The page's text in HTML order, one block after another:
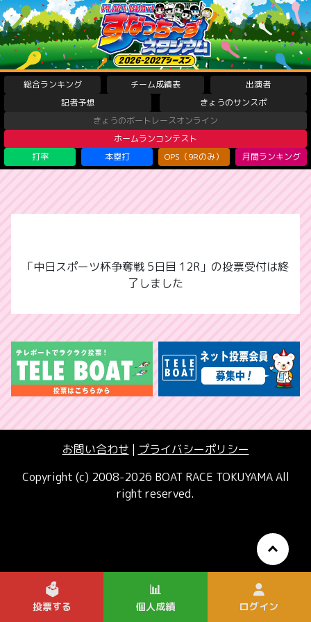
総合ランキング チーム成績表
出演者
記者予想
きょうのサンスポ
きょうのボートレースオンライン
ホームランコンテスト
打率
本塁打 OPS（9Rのみ） 月間ランキング
「中日スポーツ杯争奪戦 5日目 12R」の投票受付は終
了しました
お問い合わせ | プライバシーポリシー
Copyright (c) 2008-2026 BOAT RACE TOKUYAMA All
right reserved.
🗳️
投票する
📊
個人成績 ログイン